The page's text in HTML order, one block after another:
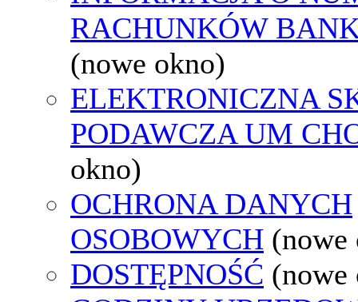
RACHUNKÓW
(nowe okno)
ELEKTRONICZNA
PODAWCZA UM
okno)
OCHRONA DANYCH
OSOBOWYCH (nowe
DOSTĘPNOŚĆ (nowe